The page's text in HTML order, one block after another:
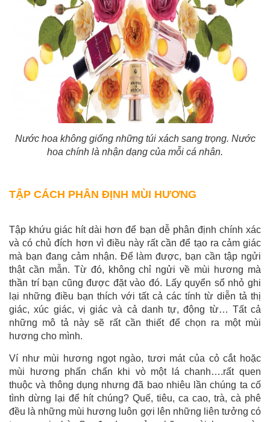
Nước hoa không giống những túi xách sang trọng. Nước
hoa chính là nhận dạng của mỗi cá nhân.
TẬP CÁCH PHÂN ĐỊNH MÙI HƯƠNG
Tập khứu giác hít dài hơn để bạn dễ phân định chính xác
và có chủ đích hơn vì điều này rất cần để tạo ra cảm giác
mà bạn đang cảm nhận. Để làm được, bạn cần tập ngửi
thật cần mẫn. Từ đó, không chỉ ngửi về mùi hương mà
thần trí bạn cũng được đặt vào đó. Lấy quyển sổ nhỏ ghi
lại những điều bạn thích với tất cả các tính từ diễn tả thị
giác, xúc giác, vị giác và cả danh tự, động từ… Tất cả
những mô tả này sẽ rất cần thiết để chọn ra một mùi
hương cho mình.
Ví như mùi hương ngọt ngào, tươi mát của cỏ cắt hoặc
mùi hương phấn chấn khi vò một lá chanh….rất quen
thuộc và thông dụng nhưng đã bao nhiêu lần chúng ta cố
tình dừng lại để hít chúng? Quế, tiêu, ca cao, trà, cà phê
đều là những mùi hương luôn gợi lên những liên tưởng có